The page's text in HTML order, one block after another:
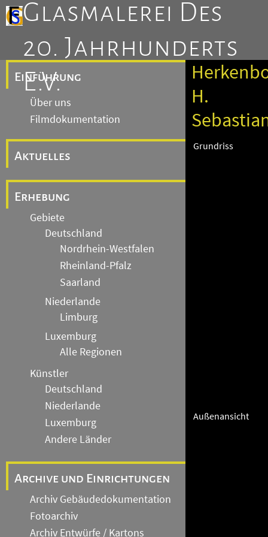
Glasmalerei Des
20. Jahrhunderts
E.V.
Einführung
Über uns
Filmdokumentation
Aktuelles
Erhebung
Gebiete
Deutschland
Nordrhein-Westfalen
Rheinland-Pfalz
Saarland
Niederlande
Limburg
Luxemburg
Alle Regionen
Künstler
Deutschland
Niederlande
Luxemburg
Andere Länder
Archive und Einrichtungen
Archiv Gebäudedokumentation
Fotoarchiv
Archiv Entwürfe / Kartons
H.
Grundriss
Außenansicht